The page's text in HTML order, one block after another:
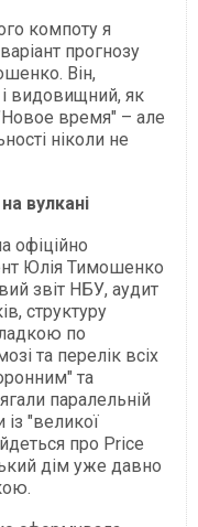
компоту я
прогнозу
Він,
видовищний, як
время" – але
ніколи не
вулкані
офіційно
Юлія Тимошенко
звіт НБУ, аудит
структуру
по
та перелік всіх
та
паралельній
"великої
про Price
дім уже давно